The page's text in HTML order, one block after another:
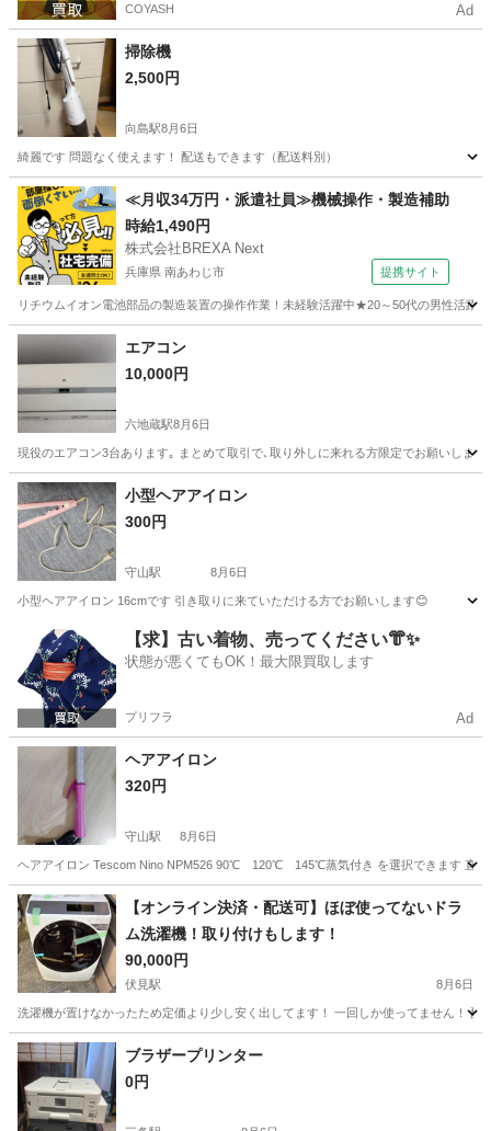
COYASH Ad
掃除機
2,500円
向島駅8月6日
綺麗です 問題なく使えます！ 配送もできます（配送料別）
京都 京都市 向島駅 生活家電
≪月収34万円・派遣社員≫機械操作・製造補助
時給1,490円
株式会社BREXA Next
兵庫県 南あわじ市 提携サイト
リチウムイオン電池部品の製造装置の操作作業！未経験活躍中★20～50代の男性活
兵庫 南あわじ市エアコン
10,000円
六地蔵駅8月6日
現役のエアコン3台あります｡ まとめて取引で､取り外しに来れる方限定でお願いします
京都 京都市 六地蔵駅 季節、空調家電
小型ヘアアイロン
300円
守山駅 8月6日
小型ヘアアイロン 16cmです 引き取りに来ていただける方でお願いします😊
京都 京都市 守山駅 美容家電 ヘアアイロン
【求】古い着物、売ってください👘✨
状態が悪くてもOK！最大限買取します
プリフラ Ad
ヘアアイロン
320円
守山駅 8月6日
ヘアアイロン Tescom Nino NPM526 90℃ 120℃ 145℃蒸気付き を選択できます 直接
京都 京都市 守山駅 美容家電 ヘアアイロン
【オンライン決済・配送可】ほぼ使ってないドラ
ム洗濯機！取り付けもします！
90,000円
伏見駅 8月6日
洗濯機が置けなかったため定価より少し安く出してます！ 一回しか使ってません！
京都 京都市 伏見駅 生活家電
ブラザープリンター
0円